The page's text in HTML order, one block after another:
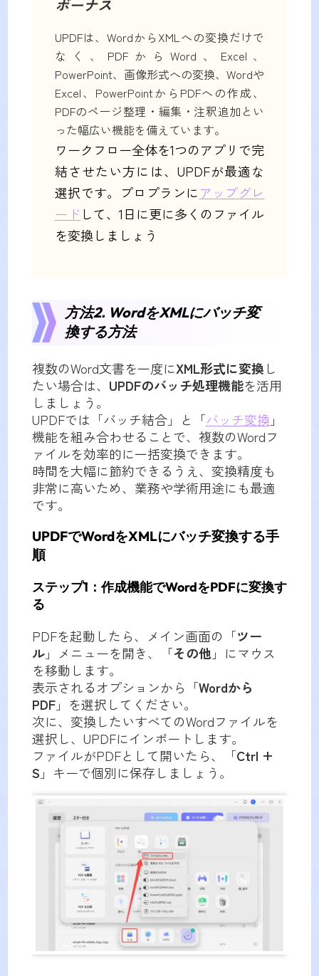
ボーナス
UPDFは、WordからXMLへの変換だけで
なく、PDFからWord、Excel、
PowerPoint、画像形式への変換、Wordや
Excel、PowerPointからPDFへの作成、
PDFのページ整理・編集・注釈追加とい
った幅広い機能を備えています。
ワークフロー全体を1つのアプリで完
結させたい方には、UPDFが最適な
選択です。プロプランにアップグレ
ード して、1日に更に多くのファイル
を変換しましょう
方法2. WordをXMLにバッチ変
換する方法
複数のWord文書を一度にXML形式に変換 し
たい場合は、 UPDFのバッチ処理機能を活用
しましょう。
UPDFでは「バッチ結合」と「バッチ変換 」
機能を組み合わせることで、複数のWordフ
ァイルを効率的に一括変換できます。
時間を大幅に節約できるうえ、変換精度も
非常に高いため、業務や学術用途にも最適
です。
UPDFでWordをXMLにバッチ変換する手
順
ステップ1：作成機能でWordをPDFに変換す
る
PDFを起動したら、メイン画面の「ツー
ル」メニューを開き、「その他」にマウス
を移動します。
表示されるオプションから「Wordから
PDF」を選択してください。
次に、変換したいすべてのWordファイルを
選択し、UPDFにインポートします。
ファイルがPDFとして開いたら、「Ctrl +
S 」キーで個別に保存しましょう。